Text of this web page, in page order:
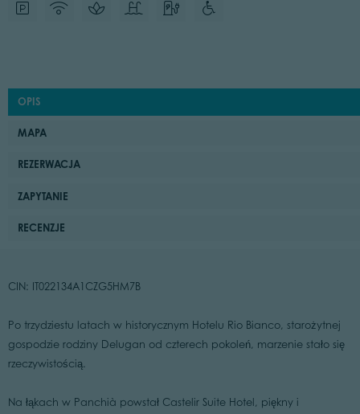
OPIS
MAPA
REZERWACJA
ZAPYTANIE
RECENZJE
CIN: IT022134A1CZG5HM7B
Po trzydziestu latach w historycznym Hotelu Rio Bianco, starożytnej
gospodzie rodziny Delugan od czterech pokoleń, marzenie stało się
rzeczywistością.
Na łąkach w Panchià powstał Castelir Suite Hotel, piękny i